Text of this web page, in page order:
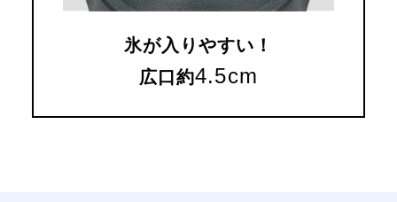
氷が入りやすい！
広口約4.5cm